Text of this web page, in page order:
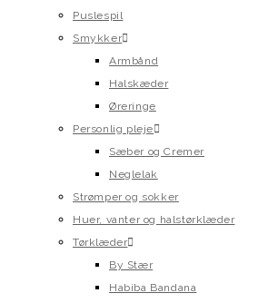
Puslespil
Smykker
Armbånd
Halskæder
Øreringe
Personlig pleje
Sæber og Cremer
Neglelak
Strømper og sokker
Huer, vanter og halstørklæder
Tørklæder
By Stær
Habiba Bandana